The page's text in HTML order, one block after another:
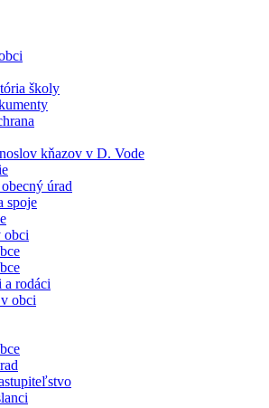
školy
kňazov v D. Vode
úrad
spoje
obci
a rodáci
obci